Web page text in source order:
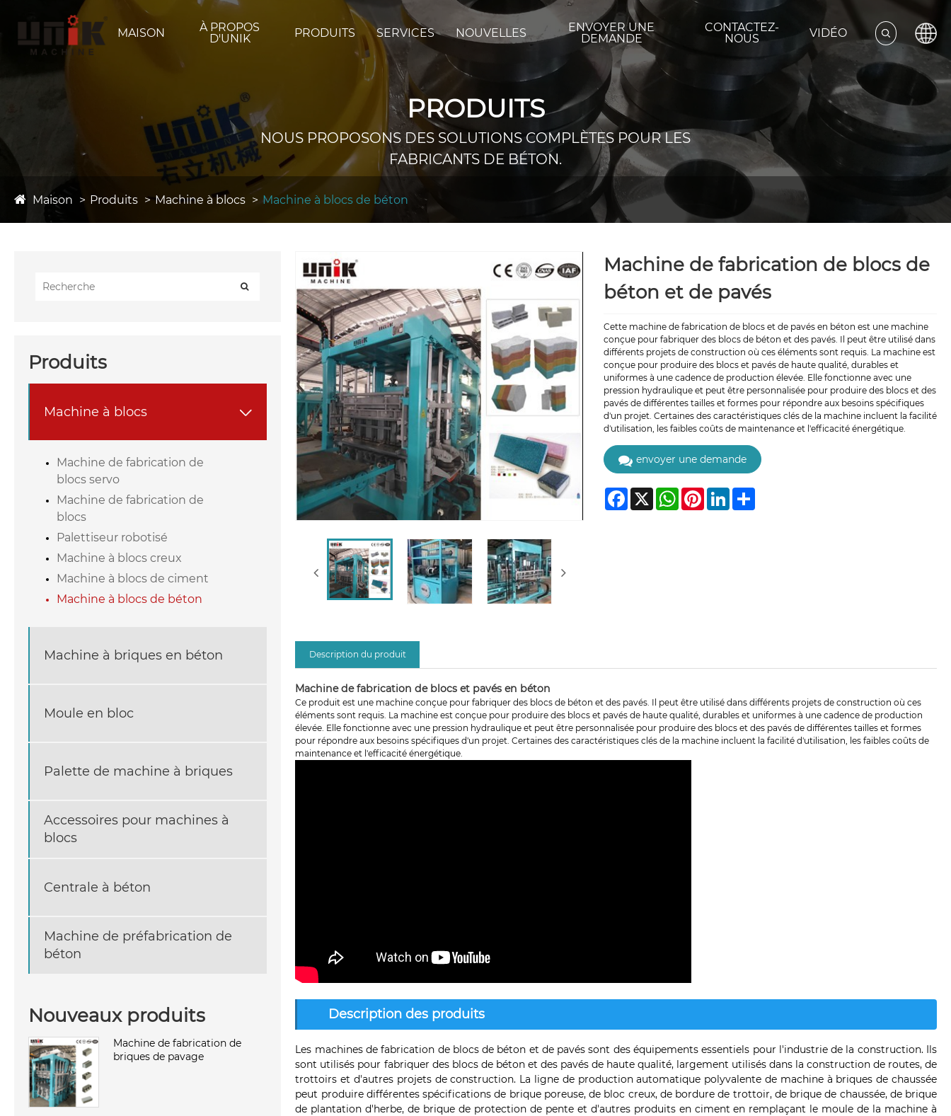
MAISON
À PROPOS
D'UNIK
PRODUITS SERVICES NOUVELLES
ENVOYER UNE
DEMANDE
CONTACTEZ-
NOUS
VIDÉO
PRODUITS
NOUS PROPOSONS DES SOLUTIONS COMPLÈTES POUR LES
FABRICANTS DE BÉTON.
Maison Produits Machine à blocs Machine à blocs de béton
Produits
Machine à blocs 
Machine de fabrication de
blocs servo
Machine de fabrication de
blocs
Palettiseur robotisé
Machine à blocs creux
Machine à blocs de ciment
Machine à blocs de béton
Machine à briques en béton
Moule en bloc
Palette de machine à briques
Accessoires pour machines à
blocs
Centrale à béton
Machine de préfabrication de
béton
Nouveaux produits
Machine de fabrication de
briques de pavage
Machine de fabrication de blocs de
béton et de pavés
Cette machine de fabrication de blocs et de pavés en béton est une machine
conçue pour fabriquer des blocs de béton et des pavés. Il peut être utilisé dans
différents projets de construction où ces éléments sont requis. La machine est
conçue pour produire des blocs et pavés de haute qualité, durables et
uniformes à une cadence de production élevée. Elle fonctionne avec une
pression hydraulique et peut être personnalisée pour produire des blocs et des
pavés de différentes tailles et formes pour répondre aux besoins spécifiques
d'un projet. Certaines des caractéristiques clés de la machine incluent la facilité
d'utilisation, les faibles coûts de maintenance et l'efficacité énergétique.
envoyer une demande
Facebook
X WhatsAppPinterestLinkedInShare
Description du produit
Machine de fabrication de blocs et pavés en béton
Ce produit est une machine conçue pour fabriquer des blocs de béton et des pavés. Il peut être utilisé dans différents projets de construction où ces
éléments sont requis. La machine est conçue pour produire des blocs et pavés de haute qualité, durables et uniformes à une cadence de production
élevée. Elle fonctionne avec une pression hydraulique et peut être personnalisée pour produire des blocs et des pavés de différentes tailles et formes
pour répondre aux besoins spécifiques d'un projet. Certaines des caractéristiques clés de la machine incluent la facilité d'utilisation, les faibles coûts de
maintenance et l'efficacité énergétique.
Description des produits
Les machines de fabrication de blocs de béton et de pavés sont des équipements essentiels pour l'industrie de la construction. Ils
sont utilisés pour fabriquer des blocs de béton et des pavés de haute qualité, largement utilisés dans la construction de routes, de
trottoirs et d'autres projets de construction. La ligne de production automatique polyvalente de machine à briques de chaussée
peut produire différentes spécifications de brique poreuse, de bloc creux, de bordure de trottoir, de brique de chaussée, de brique
de plantation d'herbe, de brique de protection de pente et d'autres produits en ciment en remplaçant le moule de la machine à